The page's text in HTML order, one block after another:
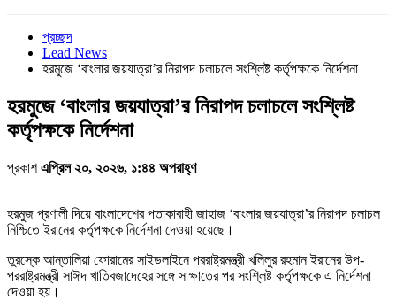
প্রচ্ছদ
Lead News
হরমুজে ‘বাংলার জয়যাত্রা’র নিরাপদ চলাচলে সংশ্লিষ্ট কর্তৃপক্ষকে নির্দেশনা
হরমুজে ‘বাংলার জয়যাত্রা’র নিরাপদ চলাচলে সংশ্লিষ্ট
কর্তৃপক্ষকে নির্দেশনা
প্রকাশএপ্রিল ২০, ২০২৬, ১:৪৪ অপরাহ্ণ
হরমুজ প্রণালী দিয়ে বাংলাদেশের পতাকাবাহী জাহাজ ‘বাংলার জয়যাত্রা’র নিরাপদ চলাচল
নিশ্চিতে ইরানের কর্তৃপক্ষকে নির্দেশনা দেওয়া হয়েছে।
তুরস্কে আন্তালিয়া ফোরামের সাইডলাইনে পররাষ্ট্রমন্ত্রী খলিলুর রহমান ইরানের উপ-
পররাষ্ট্রমন্ত্রী সাঈদ খাতিবজাদেহের সঙ্গে সাক্ষাতের পর সং‌শ্লিষ্ট কর্তৃপক্ষকে এ নির্দেশনা
দেওয়া হয়।